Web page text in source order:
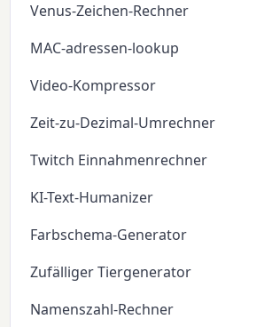
Venus-Zeichen-Rechner
MAC-adressen-lookup
Video-Kompressor
Zeit-zu-Dezimal-Umrechner
Twitch Einnahmenrechner
KI-Text-Humanizer
Farbschema-Generator
Zufälliger Tiergenerator
Namenszahl-Rechner